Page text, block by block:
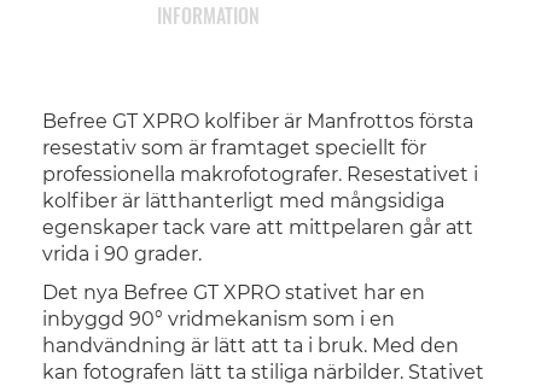
Befree GT XPRO kolfiber är Manfrottos första
resestativ som är framtaget speciellt för
professionella makrofotografer. Resestativet i
kolfiber är lätthanterligt med mångsidiga
egenskaper tack vare att mittpelaren går att
vrida i 90 grader.
Det nya Befree GT XPRO stativet har en
inbyggd 90° vridmekanism som i en
handvändning är lätt att ta i bruk. Med den
kan fotografen lätt ta stiliga närbilder. Stativet
INFORMATION